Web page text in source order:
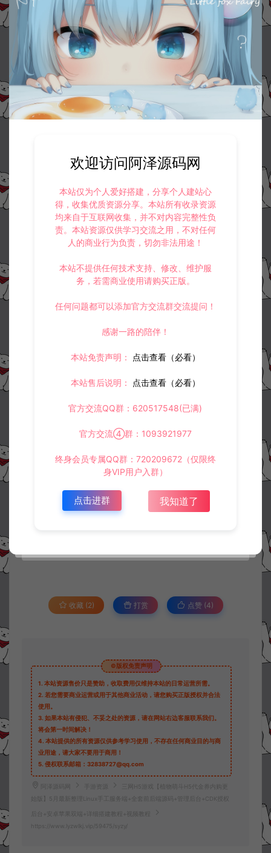
资源下载
收藏 (2) 打赏 点赞 (4)
©版权免责声明
1. 本站资源售价只是赞助，收取费用仅维持本站的日常运营所需。
2. 若您需要商业运营或用于其他商业活动，请您购买正版授权并合法
使用。
3. 如果本站有侵犯、不妥之处的资源，请在网站右边客服联系我们。
将会第一时间解决！
4. 本站提供的所有资源仅供参考学习使用，不存在任何商业目的与商
业用途，请大家不要用于商用！
5. 侵权联系邮箱：32838727@qq.com
阿泽源码网 手游资源
三网H5游戏【植物萌斗H5代金券内购更
始版】5月最新整理Linux手工服务端+全套前后端源码+管理后台+CDK授权
后台+安卓苹果双端+详细搭建教程+视频教程
https://www.lyzwlkj.vip/59475/syzy/
欢迎访问阿泽源码网
本站仅为个人爱好搭建，分享个人建站心
得，收集优质资源分享。本站所有收录资源
均来自于互联网收集，并不对内容完整性负
责。本站资源仅供学习交流之用，不对任何
人的商业行为负责，切勿非法用途！
本站不提供任何技术支持、修改、维护服
务，若需商业使用请购买正版。
任何问题都可以添加官方交流群交流提问！
感谢一路的陪伴！
本站免责声明： 点击查看（必看）
本站售后说明： 点击查看（必看）
官方交流QQ群：620517548(已满)
官方交流④群：1093921977
终身会员专属QQ群：720209672（仅限终
身VIP用户入群）
点击进群 我知道了